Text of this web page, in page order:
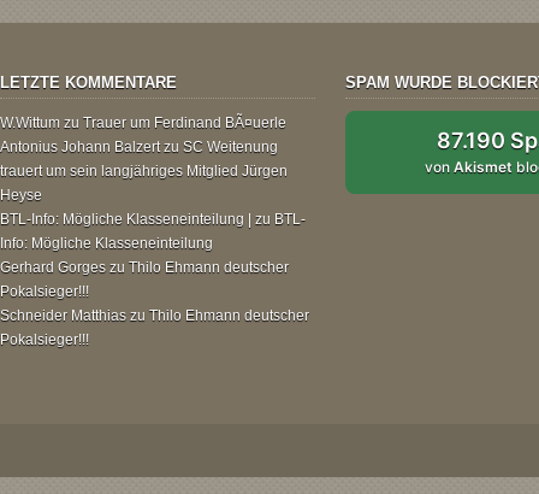
LETZTE KOMMENTARE
W.Wittum zu Trauer um Ferdinand BÃ¤uerle
Antonius Johann Balzertzu SC Weitenung
trauert um sein langjähriges Mitglied Jürgen
Heyse
BTL-Info: Mögliche Klasseneinteilung | zu BTL-
Info: Mögliche Klasseneinteilung
Gerhard Gorges zu Thilo Ehmann deutscher
Pokalsieger!!!
Schneider Matthias zu Thilo Ehmann deutscher
Pokalsieger!!!
SPAM WURDE
87.190
vonAkismet